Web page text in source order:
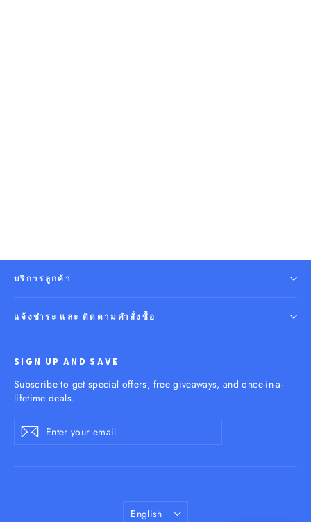
บริการลูกค้า
แจ้งชำระ และ ติดตามคำสั่งซื้อ
SIGN UP AND SAVE
Subscribe to get special offers, free giveaways, and once-in-a-
lifetime deals.
Enter
your
Subscribe
Language
English